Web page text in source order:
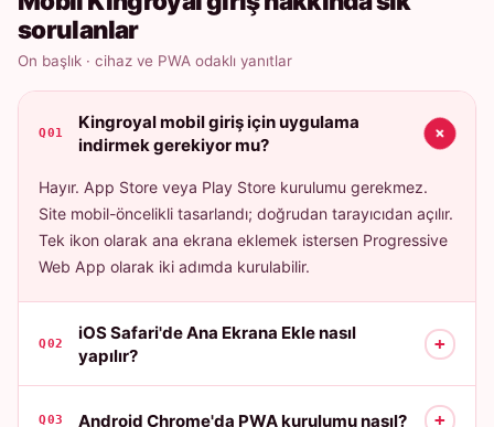
sorulanlar
On başlık · cihaz ve PWA odaklı yanıtlar
Q01
Kingroyal mobil giriş için uygulama
indirmek gerekiyor mu?
+
Hayır. App Store veya Play Store kurulumu gerekmez.
Site mobil-öncelikli tasarlandı; doğrudan tarayıcıdan açılır.
Tek ikon olarak ana ekrana eklemek istersen Progressive
Web App olarak iki adımda kurulabilir.
Q02
iOS Safari'de Ana Ekrana Ekle nasıl
yapılır?
+
Q03 Android Chrome'da PWA kurulumu nasıl? +